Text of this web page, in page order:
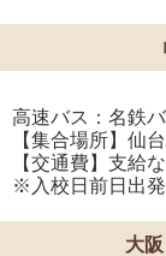
高速バス：名鉄
【集合場所】仙
【交通費】支給
※入校日前日出発
大